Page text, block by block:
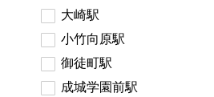
大崎駅
小竹向原駅
御徒町駅
成城学園前駅